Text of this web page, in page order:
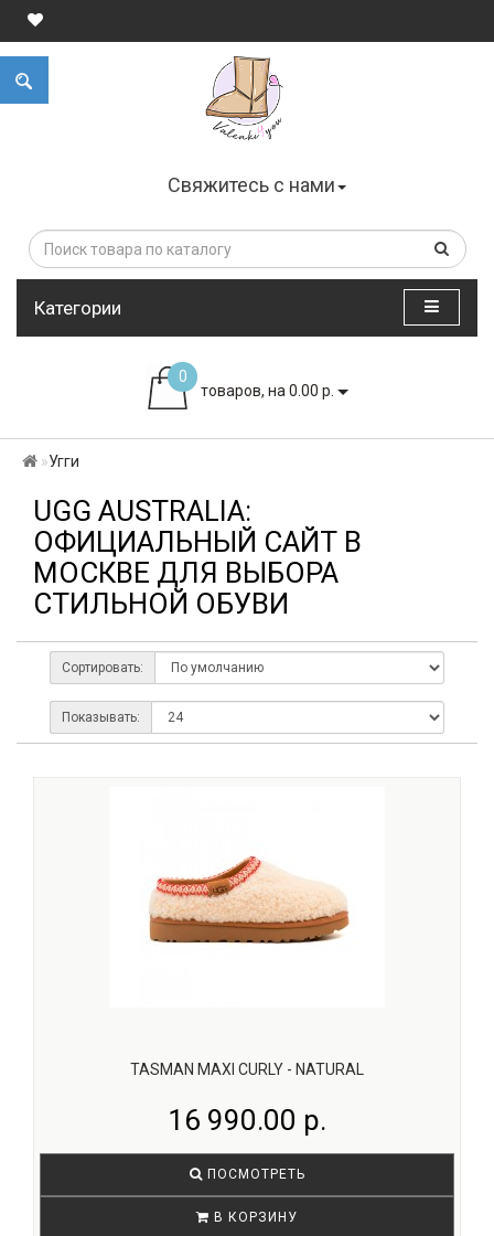
Свяжитесь с нами
Категории
0
товаров, на 0.00 р.
Угги
UGG AUSTRALIA:
ОФИЦИАЛЬНЫЙ САЙТ В
МОСКВЕ ДЛЯ ВЫБОРА
СТИЛЬНОЙ ОБУВИ
Сортировать:
Показывать:
TASMAN MAXI CURLY - NATURAL
16 990.00 р.
ПОСМОТРЕТЬ
В КОРЗИНУ